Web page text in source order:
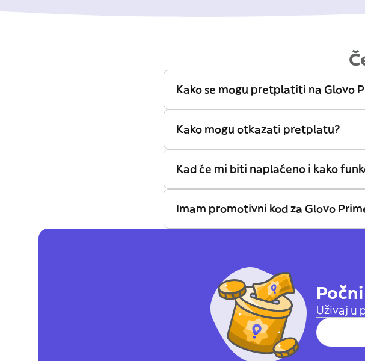
Kako se mogu pretplatiti na Glovo
Kako mogu otkazati pretplatu?
Kad će mi biti naplaćeno i kako
Imam promotivni kod za Glovo
Uživaj u